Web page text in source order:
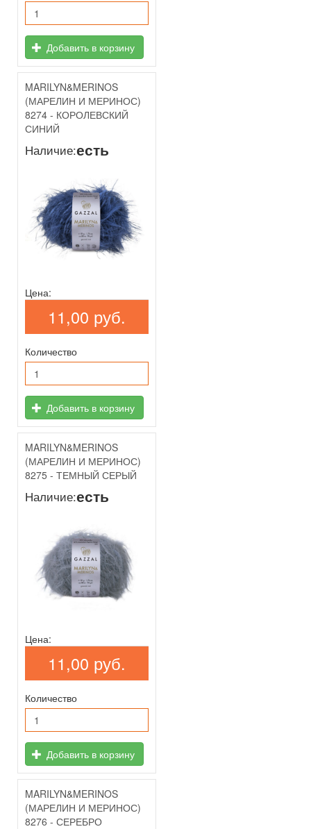
Добавить в корзину
MARILYN&MERINOS
(МАРЕЛИН И МЕРИНОС)
8274 - КОРОЛЕВСКИЙ
СИНИЙ
Наличие:есть
Цена:
11,00 руб.
Количество
Добавить в корзину
MARILYN&MERINOS
(МАРЕЛИН И МЕРИНОС)
8275 - ТЕМНЫЙ СЕРЫЙ
Наличие:есть
Цена:
11,00 руб.
Количество
Добавить в корзину
MARILYN&MERINOS
(МАРЕЛИН И МЕРИНОС)
8276 - СЕРЕБРО